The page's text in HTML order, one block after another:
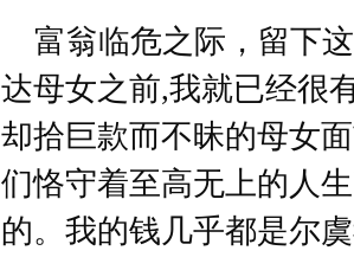
富翁临危之际，留下
达母女之前,我就已经很
却拾巨款而不昧的母女
们恪守着至高无上的人
的。我的钱几乎都是尔